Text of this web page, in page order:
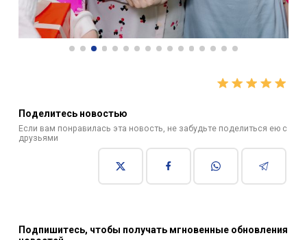
Если вам понравилась эта новость, не забудьте поделиться ею с
друзьями